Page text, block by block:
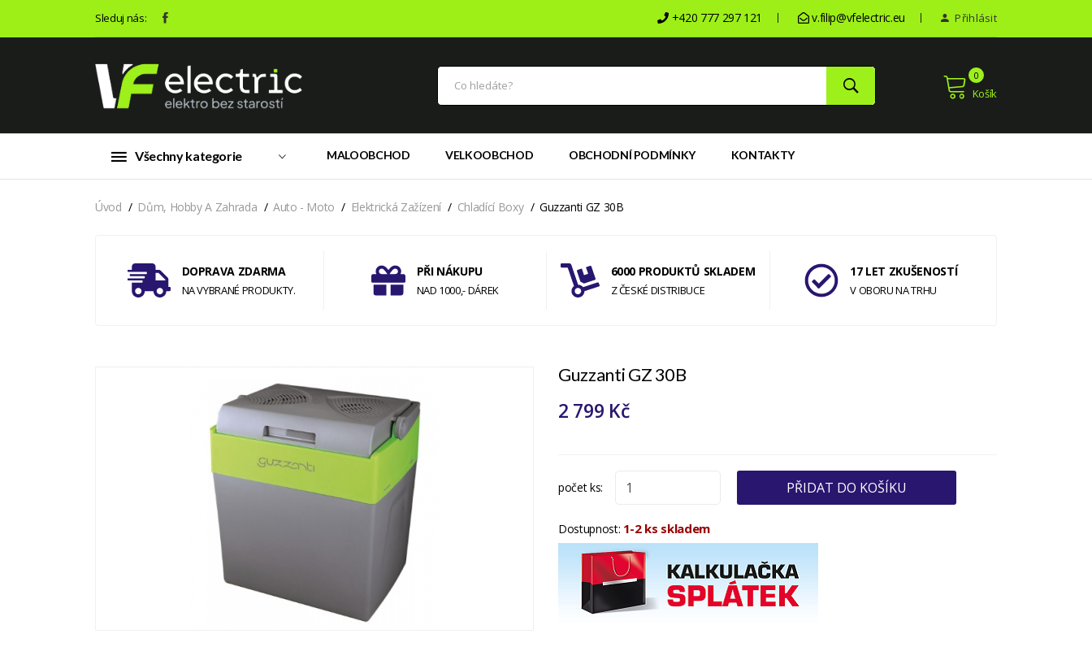
Sleduj nás: +420 777 297 121 v.filip@vfelectric.eu Přihlásit
Košík
0
Všechny kategorie MALOOBCHOD VELKOOBCHOD OBCHODNÍ PODMÍNKY KONTAKTY
Úvod Dům, Hobby A Zahrada Auto - Moto Elektrická Zažízení Chladící Boxy Guzzanti GZ 30B
DOPRAVA ZDARMA
NA VYBRANÉ PRODUKTY.
PŘI NÁKUPU
NAD 1000,- DÁREK
6000 PRODUKTŮ SKLADEM
Z ČESKÉ DISTRIBUCE
17 LET ZKUŠENOSTÍ
V OBORU NA TRHU
Guzzanti GZ 30B
2 799 Kč
počet ks: PŘIDAT DO KOŠÍKU
Dostupnost: 1-2 ks skladem